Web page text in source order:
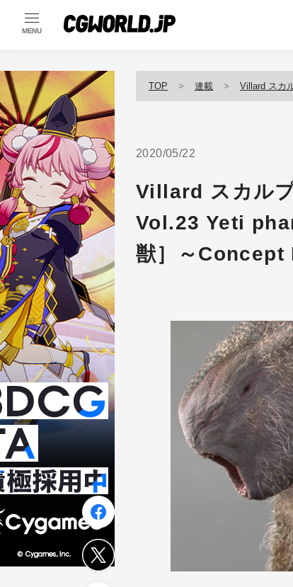
MENU
TOP 連載 Villard スカ
2020/05/22
Villard スカル
Vol.23 Yeti
獣］～Concept